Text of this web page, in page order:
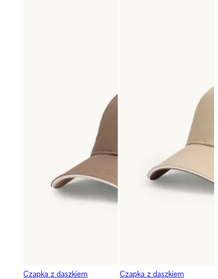
Czapka z daszkiem
Czapka z daszkiem